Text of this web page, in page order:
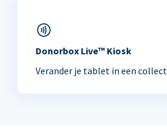
Donorbox Live™ Kiosk
Verander je tablet in een